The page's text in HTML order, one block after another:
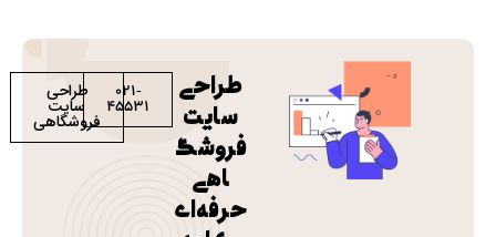
طراحی
سایت
فروشگ
اهی
حرفه‌ای
021-
45531
طراحی
سایت
فروشگاهی